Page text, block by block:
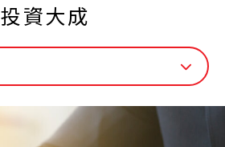
投資大成